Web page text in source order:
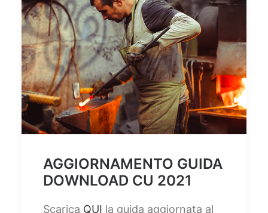
AGGIORNAMENTO GUIDA
DOWNLOAD CU 2021
Scarica QUI la guida aggiornata al